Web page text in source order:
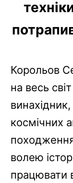
b
o
e
e
Корольов
на весь
космічних
волею
працювати в